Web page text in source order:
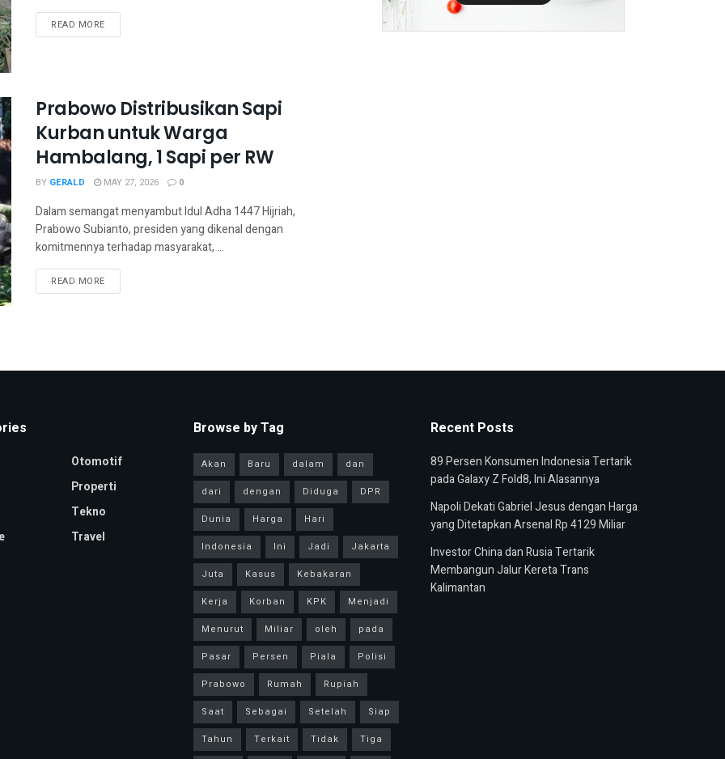
READ MORE
Prabowo Distribusikan Sapi
Kurban untuk Warga
Hambalang, 1 Sapi per RW
BY GERALD MAY 27, 2026 0
Dalam semangat menyambut Idul Adha 1447 Hijriah,
Prabowo Subianto, presiden yang dikenal dengan
komitmennya terhadap masyarakat, ...
READ MORE
Otomotif
Properti
Tekno
Travel
Browse by Tag
Akan Baru dalam
dan
dari
dengan Diduga
DPR
Dunia
Harga
Hari
Indonesia
Ini Jadi
Jakarta
Juta
Kasus
Kebakaran
Kerja
Korban KPK
Menjadi
Menurut
Miliar oleh
pada
Pasar
Persen Piala
Polisi
Prabowo
Rumah
Rupiah
Saat
Sebagai Setelah
Siap
Tahun
Terkait Tidak Tiga
Recent Posts
89 Persen Konsumen Indonesia Tertarik
pada Galaxy Z Fold8, Ini Alasannya
Napoli Dekati Gabriel Jesus dengan Harga
yang Ditetapkan Arsenal Rp 4129 Miliar
Investor China dan Rusia Tertarik
Membangun Jalur Kereta Trans
Kalimantan